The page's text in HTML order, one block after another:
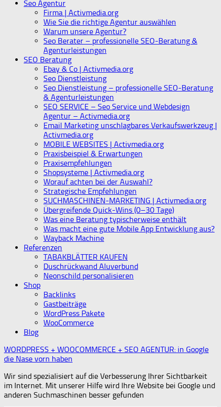
Seo Agentur
Firma | Activmedia.org
Wie Sie die richtige Agentur auswählen
Warum unsere Agentur?
Seo Berater – professionelle SEO-Beratung &
Agenturleistungen
SEO Beratung
Ebay & Co | Activmedia.org
Seo Dienstleistung
Seo Dienstleistung – professionelle SEO-Beratung
& Agenturleistungen
SEO SERVICE – Seo Service und Webdesign
Agentur – Activmedia.org
Email Marketing unschlagbares Verkaufswerkzeug |
Activmedia.org
MOBILE WEBSITES | Activmedia.org
Praxisbeispiel & Erwartungen
Praxisempfehlungen
Shopsysteme | Activmedia.org
Worauf achten bei der Auswahl?
Strategische Empfehlungen
SUCHMASCHINEN-MARKETING | Activmedia.org
Übergreifende Quick-Wins (0–30 Tage)
Was eine Beratung typischerweise enthält
Was macht eine gute Mobile App Entwicklung aus?
Wayback Machine
Referenzen
TABAKBLÄTTER KAUFEN
Duschrückwand Aluverbund
Neonschild personalisieren
Shop
Backlinks
Gastbeiträge
WordPress Pakete
WooCommerce
Blog
WORDPRESS + WOOCOMMERCE + SEO AGENTUR: in Google
die Nase vorn haben
Wir sind spezialisiert auf die Verbesserung Ihrer Sichtbarkeit
im Internet. Mit unserer Hilfe wird Ihre Website bei Google und
anderen Suchmaschinen besser gefunden